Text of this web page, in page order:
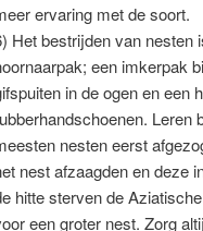
ervaring met de soort.
Het bestrijden van nesten
een imkerpak
in de ogen en een
Leren
nesten eerst
nest afzaagden en deze
hitte sterven de
een groter nest. Zorg